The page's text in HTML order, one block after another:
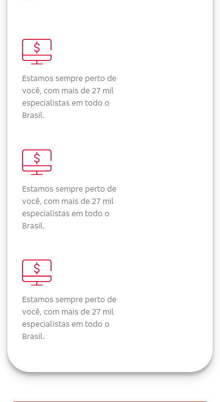
Estamos sempre perto de
você, com mais de 27 mil
especialistas em todo o
Brasil.
Estamos sempre perto de
você, com mais de 27 mil
especialistas em todo o
Brasil.
Estamos sempre perto de
você, com mais de 27 mil
especialistas em todo o
Brasil.